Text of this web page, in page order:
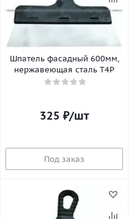
Шпатель фасадный 600мм,
нержавеющая сталь T4P
325 ₽/шт
Под заказ